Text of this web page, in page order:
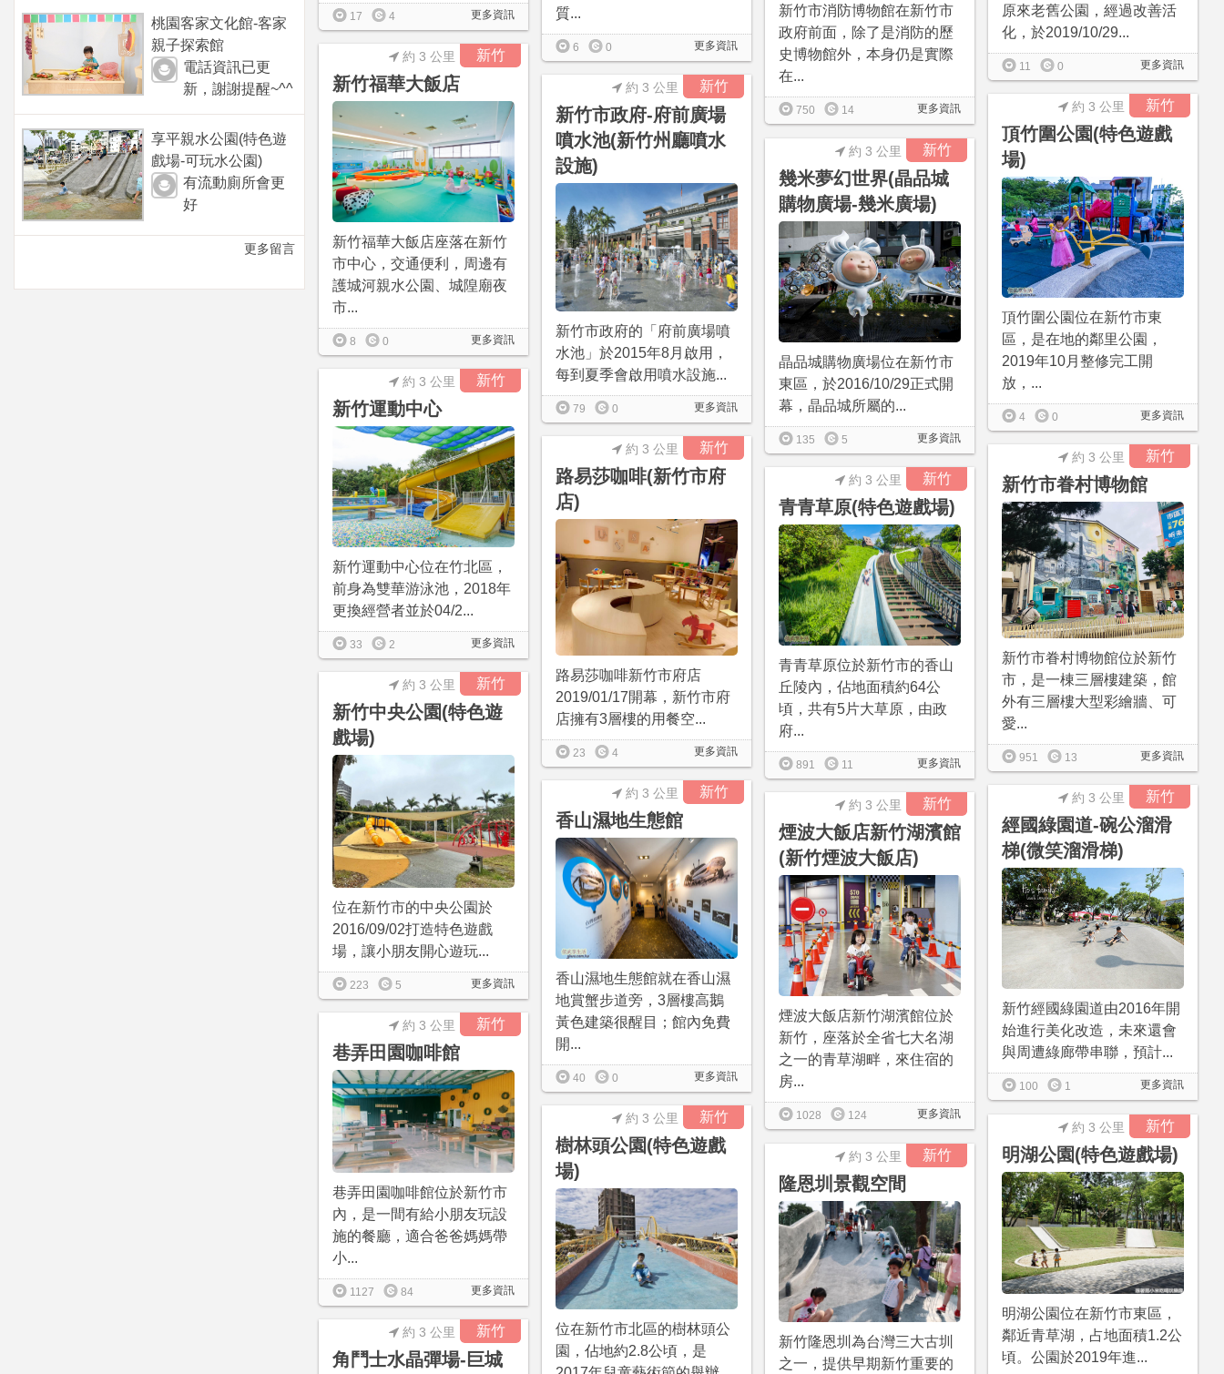
桃園客家文化館-客家
親子探索館
電話資訊已更
新，謝謝提醒~^^
享平親水公園(特色遊
戲場-可玩水公園)
有流動廁所會更
好
更多留言
質...
更多資訊
6 0
更多資訊
17 4
新竹市消防博物館在新竹市
政府前面，除了是消防的歷
史博物館外，本身仍是實際
在...
更多資訊
750 14
原來老舊公園，經過改善活
化，於2019/10/29...
更多資訊
11 0
新竹
新竹福華大飯店
約 3 公里
新竹福華大飯店座落在新竹
市中心，交通便利，周邊有
護城河親水公園、城隍廟夜
市...
更多資訊
8 0
新竹
新竹市政府-府前廣場
噴水池(新竹州廳噴水
設施)
約 3 公里
新竹市政府的「府前廣場噴
水池」於2015年8月啟用，
每到夏季會啟用噴水設施...
更多資訊
79 0
新竹
頂竹圍公園(特色遊戲
場)
約 3 公里
頂竹圍公園位在新竹市東
區，是在地的鄰里公園，
2019年10月整修完工開
放，...
更多資訊
4 0
新竹
幾米夢幻世界(晶品城
購物廣場-幾米廣場)
約 3 公里
晶品城購物廣場位在新竹市
東區，於2016/10/29正式開
幕，晶品城所屬的...
更多資訊
135 5
新竹
新竹運動中心
約 3 公里
新竹運動中心位在竹北區，
前身為雙華游泳池，2018年
更換經營者並於04/2...
更多資訊
33 2
新竹
路易莎咖啡(新竹市府
店)
約 3 公里
路易莎咖啡新竹市府店
2019/01/17開幕，新竹市府
店擁有3層樓的用餐空...
更多資訊
23 4
新竹
新竹市眷村博物館
約 3 公里
新竹市眷村博物館位於新竹
市，是一棟三層樓建築，館
外有三層樓大型彩繪牆、可
愛...
更多資訊
951 13
新竹
青青草原(特色遊戲場)
約 3 公里
青青草原位於新竹市的香山
丘陵內，佔地面積約64公
頃，共有5片大草原，由政
府...
更多資訊
891 11
新竹
新竹中央公園(特色遊
戲場)
約 3 公里
位在新竹市的中央公園於
2016/09/02打造特色遊戲
場，讓小朋友開心遊玩...
更多資訊
223 5
新竹
香山濕地生態館
約 3 公里
香山濕地生態館就在香山濕
地賞蟹步道旁，3層樓高鵝
黃色建築很醒目；館內免費
開...
更多資訊
40 0
新竹
經國綠園道-碗公溜滑
梯(微笑溜滑梯)
約 3 公里
新竹經國綠園道由2016年開
始進行美化改造，未來還會
與周遭綠廊帶串聯，預計...
更多資訊
100 1
新竹
煙波大飯店新竹湖濱館
(新竹煙波大飯店)
約 3 公里
煙波大飯店新竹湖濱館位於
新竹，座落於全省七大名湖
之一的青草湖畔，來住宿的
房...
更多資訊
1028 124
新竹
巷弄田園咖啡館
約 3 公里
巷弄田園咖啡館位於新竹市
內，是一間有給小朋友玩設
施的餐廳，適合爸爸媽媽帶
小...
更多資訊
1127 84
新竹
樹林頭公園(特色遊戲
場)
約 3 公里
位在新竹市北區的樹林頭公
園，佔地約2.8公頃，是
新竹
明湖公園(特色遊戲場)
約 3 公里
明湖公園位在新竹市東區，
鄰近青草湖，占地面積1.2公
頃。公園於2019年進...
新竹
隆恩圳景觀空間
約 3 公里
新竹隆恩圳為台灣三大古圳
之一，提供早期新竹重要的
新竹
角鬥士水晶彈場-巨城
約 3 公里